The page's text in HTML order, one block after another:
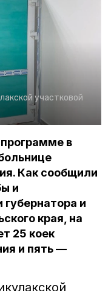
участковой
в
Как сообщили
и
и
края, на
25 коек
и пять —